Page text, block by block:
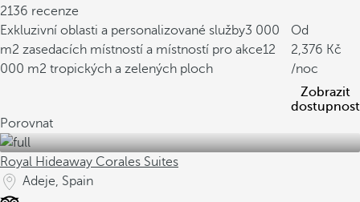
2136 recenze
Exkluzivní oblasti a personalizované služby3 000
m2 zasedacích místností a místností pro akce12
000 m2 tropických a zelených ploch
Od
2,376
/noc
Zobrazit
dostupnost
Porovnat
Royal Hideaway Corales Suites
Adeje, Spain